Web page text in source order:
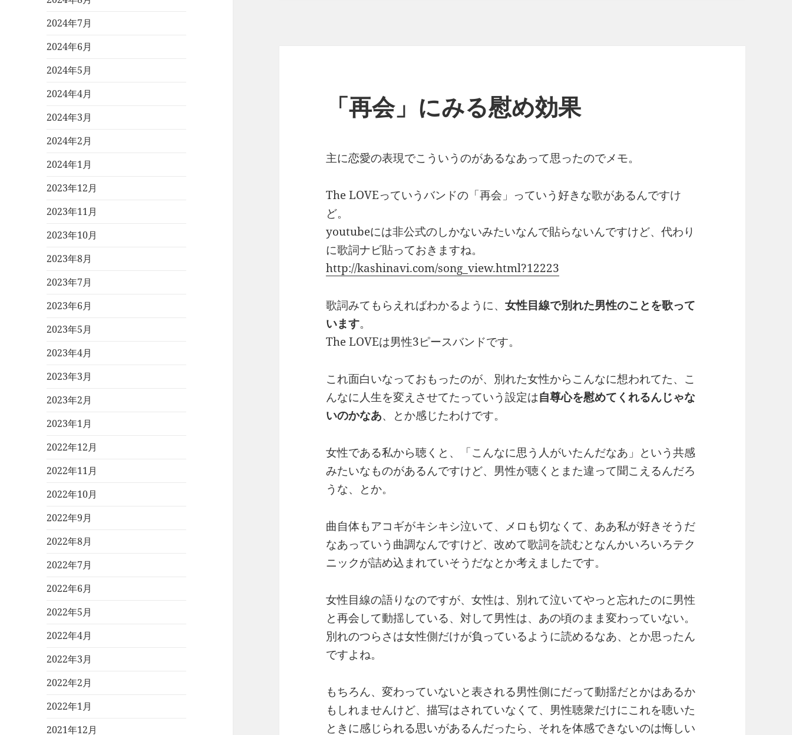
2024年7月
2024年6月
2024年5月
2024年4月
2024年3月
2024年2月
2024年1月
2023年12月
2023年11月
2023年10月
2023年8月
2023年7月
2023年6月
2023年5月
2023年4月
2023年3月
2023年2月
2023年1月
2022年12月
2022年11月
2022年10月
2022年9月
2022年8月
2022年7月
2022年6月
2022年5月
2022年4月
2022年3月
2022年2月
2022年1月
2021年12月
「再会」にみる慰め効果
主に恋愛の表現でこういうのがあるなあって思ったのでメモ。
The LOVEっていうバンドの「再会」っていう好きな歌があるんですけ
ど。
youtubeには非公式のしかないみたいなんで貼らないんですけど、代わり
に歌詞ナビ貼っておきますね。
http://kashinavi.com/song_view.html?12223
歌詞みてもらえればわかるように、女性目線で別れた男性のことを歌って
います。
The LOVEは男性3ピースバンドです。
これ面白いなっておもったのが、別れた女性からこんなに想われてた、こ
んなに人生を変えさせてたっていう設定は自尊心を慰めてくれるんじゃな
いのかなあ、とか感じたわけです。
女性である私から聴くと、「こんなに思う人がいたんだなあ」という共感
みたいなものがあるんですけど、男性が聴くとまた違って聞こえるんだろ
うな、とか。
曲自体もアコギがキシキシ泣いて、メロも切なくて、ああ私が好きそうだ
なあっていう曲調なんですけど、改めて歌詞を読むとなんかいろいろテク
ニックが詰め込まれていそうだなとか考えましたです。
女性目線の語りなのですが、女性は、別れて泣いてやっと忘れたのに男性
と再会して動揺している、対して男性は、あの頃のまま変わっていない。
別れのつらさは女性側だけが負っているように読めるなあ、とか思ったん
ですよね。
もちろん、変わっていないと表される男性側にだって動揺だとかはあるか
もしれませんけど、描写はされていなくて、男性聴衆だけにこれを聴いた
ときに感じられる思いがあるんだったら、それを体感できないのは悔しい